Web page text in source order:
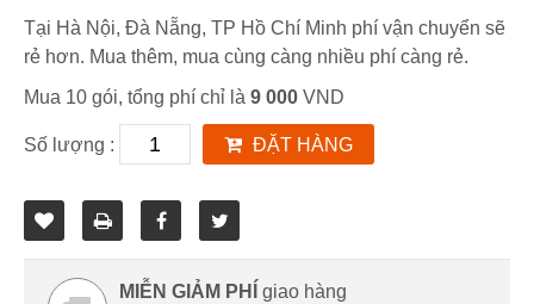
Tại Hà Nội, Đà Nẵng, TP Hồ Chí Minh phí vận chuyển sẽ
rẻ hơn. Mua thêm, mua cùng càng nhiều phí càng rẻ.
Mua 10 gói, tổng phí chỉ là 9 000 VND
Số lượng : ĐẶT HÀNG
MIỄN GIẢM PHÍ
giao hàng